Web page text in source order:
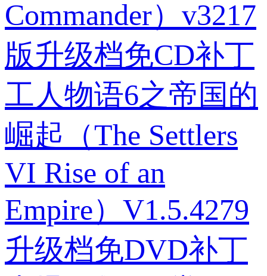
Commander）v3217
版升级档免CD补丁
工人物语6之帝国的
崛起（The Settlers
VI Rise of an
Empire）V1.5.4279
升级档免DVD补丁